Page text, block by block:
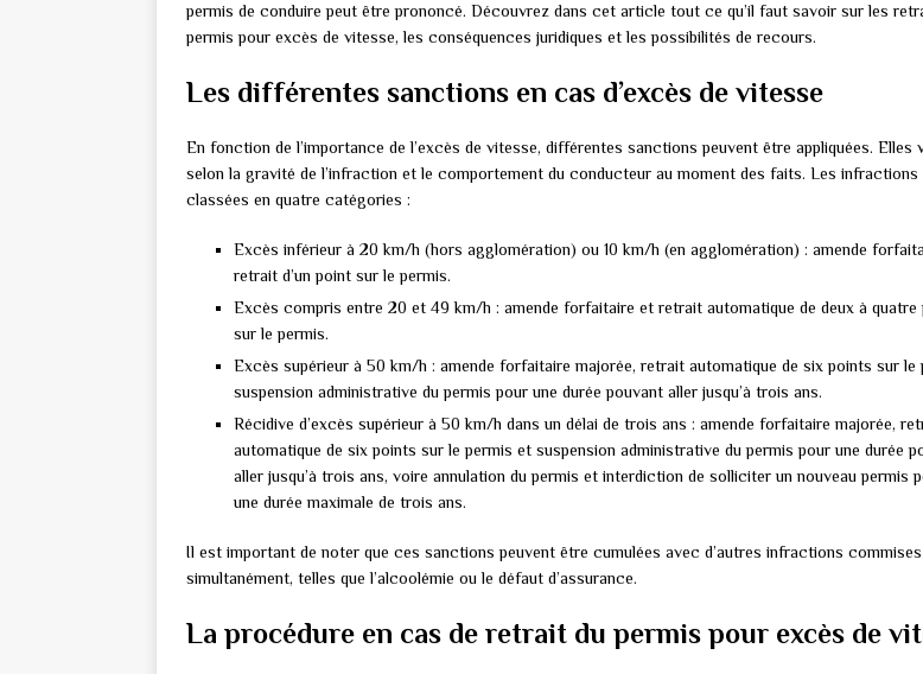
permis de conduire peut être prononcé. Découvrez dans cet article tout ce qu’il faut savoir sur les
permis pour excès de vitesse, les conséquences juridiques et les possibilités de recours.
Les différentes sanctions en cas d’excès de vitesse
En fonction de l’importance de l’excès de vitesse, différentes sanctions peuvent être appliquées. Elles
selon la gravité de l’infraction et le comportement du conducteur au moment des faits. Les
classées en quatre catégories :
Excès inférieur à 20 km/h (hors agglomération) ou 10 km/h (en agglomération) : amende
retrait d’un point sur le permis.
Excès compris entre 20 et 49 km/h : amende forfaitaire et retrait automatique de deux à quatre
sur le permis.
Excès supérieur à 50 km/h : amende forfaitaire majorée, retrait automatique de six points sur le
suspension administrative du permis pour une durée pouvant aller jusqu’à trois ans.
Récidive d’excès supérieur à 50 km/h dans un délai de trois ans : amende forfaitaire majorée,
automatique de six points sur le permis et suspension administrative du permis pour une durée
aller jusqu’à trois ans, voire annulation du permis et interdiction de solliciter un nouveau permis
une durée maximale de trois ans.
Il est important de noter que ces sanctions peuvent être cumulées avec d’autres infractions commises
simultanément, telles que l’alcoolémie ou le défaut d’assurance.
La procédure en cas de retrait du permis pour excès de